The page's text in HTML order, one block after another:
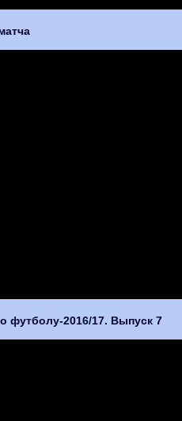
футболу-2016/17. Выпуск 7